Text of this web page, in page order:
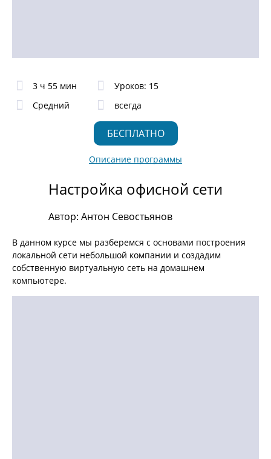
3 ч 55 мин
Уроков: 15
Средний
всегда
БЕСПЛАТНО
Описание программы
Настройка офисной сети
Автор: Антон Севостьянов
В данном курсе мы разберемся с основами построения
локальной сети небольшой компании и создадим
собственную виртуальную сеть на домашнем
компьютере.